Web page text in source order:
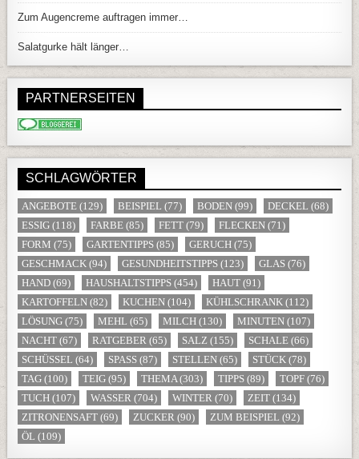
Zum Augencreme auftragen immer…
Salatgurke hält länger…
PARTNERSEITEN
SCHLAGWÖRTER
ANGEBOTE (129) BEISPIEL (77) BODEN (99) DECKEL (68)
ESSIG (118) FARBE (85) FETT (79) FLECKEN (71)
FORM (75) GARTENTIPPS (85) GERUCH (75)
GESCHMACK (94) GESUNDHEITSTIPPS (123) GLAS (76)
HAND (69) HAUSHALTSTIPPS (454) HAUT (91)
KARTOFFELN (82) KUCHEN (104) KÜHLSCHRANK (112)
LÖSUNG (75) MEHL (65) MILCH (130) MINUTEN (107)
NACHT (67) RATGEBER (65) SALZ (155) SCHALE (66)
SCHÜSSEL (64) SPASS (87) STELLEN (65) STÜCK (78)
TAG (100) TEIG (95) THEMA(303) TIPPS (89) TOPF (76)
TUCH (107) WASSER (704) WINTER (70) ZEIT (134)
ZITRONENSAFT (69) ZUCKER (90) ZUM BEISPIEL (92)
ÖL (109)